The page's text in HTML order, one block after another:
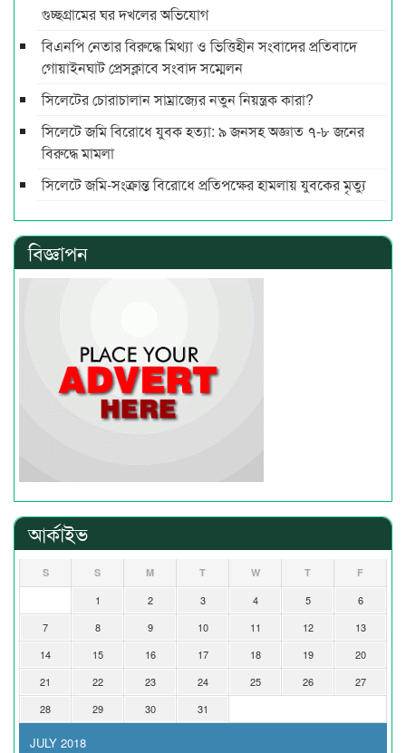
গুচ্ছগ্রামের ঘর দখলের অভিযোগ
বিএনপি নেতার বিরুদ্ধে মিথ্যা ও ভিত্তিহীন সংবাদের প্রতিবাদে
গোয়াইনঘাট প্রেসক্লাবে সংবাদ সম্মেলন
সিলেটের চোরাচালান সাম্রাজ্যের নতুন নিয়ন্ত্রক কারা?
সিলেটে জমি বিরোধে যুবক হত্যা: ৯ জনসহ অজ্ঞাত ৭-৮ জনের
বিরুদ্ধে মামলা
সিলেটে জমি-সংক্রান্ত বিরোধে প্রতিপক্ষের হামলায় যুবকের মৃত্যু
বিজ্ঞাপন
আর্কাইভ
JULY 2018
S S M T W T F
1 2 3 4 5
6
7
8 9 10 11 12
13
14
15 16 17 18 19
20
21
22 23 24 25 26
27
28
29 30 31